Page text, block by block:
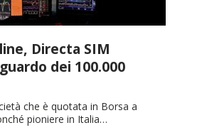
Directa SIM
dei 100.000
che è quotata in Borsa a
pioniere in Italia…